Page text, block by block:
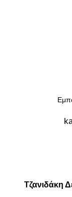
Τζανιδάκη